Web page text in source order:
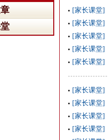
[家长课堂]
[家长课堂]
[家长课堂]
[家长课堂]
[家长课堂]
[家长课堂]
[家长课堂]
[家长课堂]
[家长课堂]